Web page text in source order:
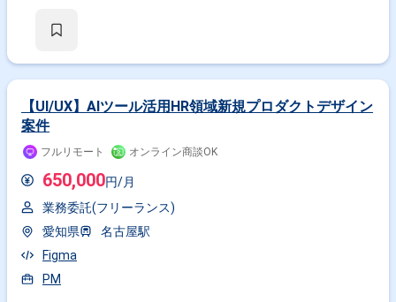
アプリケーション両面からモダン化を推進し、生産性向上とリスク軽減を
が早く、インフラからバックエンド、フロントエンドまで幅広い技術スタ
ックに対して学習意欲と好奇心を持って取り組める方が望ましいです。テ
スト駆動開発やモダンアーキテクチャに関心があり、長期的な視点で開発
組織とプロダクトの成長にコミットいただける方を歓迎いたします。 【ポ
ジションの魅力】 CTOやVPoEと近い立場で、全社横断の技術戦略やプロ
ジェクトに深く関わることができます。新規事業の立ち上げから既存プロ
ダクトのモダン化まで幅広いテーマに携わることで、技術・組織の両面で
成長できる環境です。単一プロダクトに留まらず、多様な領域のプロジェ
クトに関わることで、アーキテクトやテックリードとしての経験値を高め
ていただけます。 【開発環境】 Go、Next.js、MySQL（Spannerを含
てさまざまな技術スタックに触れていただけます。
【UI/UX】AIツール活用HR領域新規プロダクトデザイン
案件
フルリモート オンライン商談OK
650,000円/月
業務委託(フリーランス)
愛知県
名古屋駅
Figma
PM